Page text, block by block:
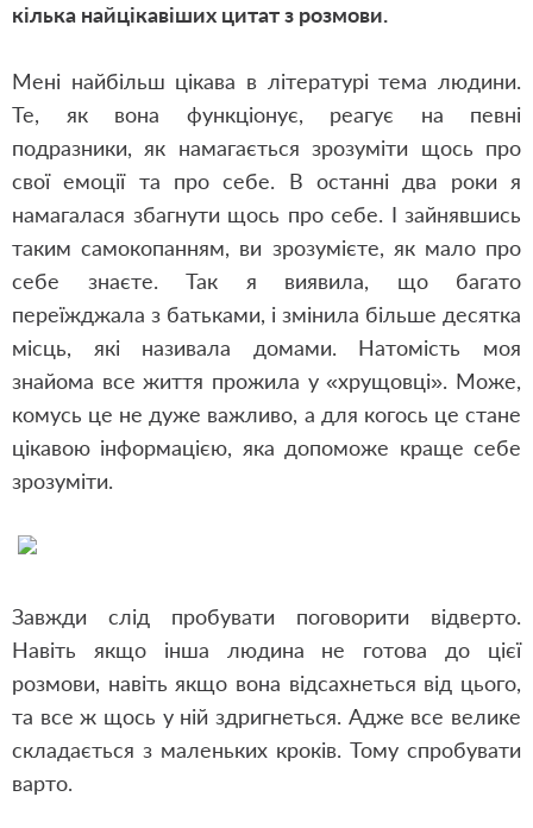
кілька найцікавіших цитат з розмови.
Мені найбільш цікава в літературі тема людини.
Те, як вона функціонує, реагує на певні
подразники, як намагається зрозуміти щось про
свої емоції та про себе. В останні два роки я
намагалася збагнути щось про себе. І зайнявшись
таким самокопанням, ви зрозумієте, як мало про
себе знаєте. Так я виявила, що багато
переїжджала з батьками, і змінила більше десятка
місць, які називала домами. Натомість моя
знайома все життя прожила у «хрущовці». Може,
комусь це не дуже важливо, а для когось це стане
цікавою інформацією, яка допоможе краще себе
зрозуміти.
Завжди слід пробувати поговорити відверто.
Навіть якщо інша людина не готова до цієї
розмови, навіть якщо вона відсахнеться від цього,
та все ж щось у ній здригнеться. Адже все велике
складається з маленьких кроків. Тому спробувати
варто.